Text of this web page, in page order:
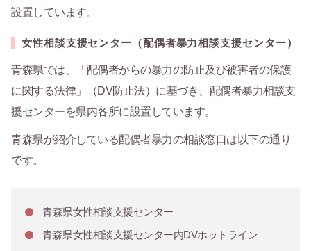
設置しています。
女性相談支援センター（配偶者暴力相談支援センター）
青森県では、「配偶者からの暴力の防止及び被害者の保護
に関する法律」（DV防止法）に基づき、配偶者暴力相談支
援センターを県内各所に設置しています。
青森県が紹介している配偶者暴力の相談窓口は以下の通り
です。
⻘森県女性相談支援センター
⻘森県女性相談支援センター内DVホットライン